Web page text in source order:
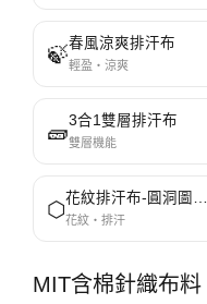
🍃春風涼爽排汗布
輕盈・涼爽
🧱3合1雙層排汗布
雙層機能
⬡ 花紋排汗布-圓洞圖形系列1608
花紋・排汗
MIT含棉針織布料